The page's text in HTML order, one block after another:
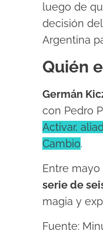
luego de
decisión
Argentina
Quién
Germán
con Pedro
Activar,
Cambio.
Entre
serie de
magia y
Fuente: